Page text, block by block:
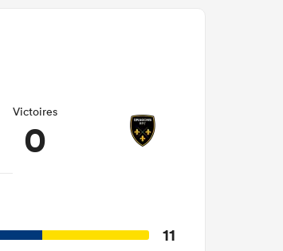
Victoires
0
11